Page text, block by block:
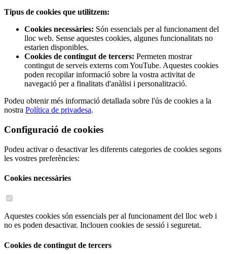
Tipus de cookies que utilitzem:
Cookies necessàries: Són essencials per al funcionament del
lloc web. Sense aquestes cookies, algunes funcionalitats no
estarien disponibles.
Cookies de contingut de tercers: Permeten mostrar
contingut de serveis externs com YouTube. Aquestes cookies
poden recopilar informació sobre la vostra activitat de
navegació per a finalitats d'anàlisi i personalització.
Podeu obtenir més informació detallada sobre l'ús de cookies a la
nostra Política de privadesa.
Configuració de cookies
Podeu activar o desactivar les diferents categories de cookies segons
les vostres preferències:
Cookies necessàries
Aquestes cookies són essencials per al funcionament del lloc web i
no es poden desactivar. Inclouen cookies de sessió i seguretat.
Cookies de contingut de tercers